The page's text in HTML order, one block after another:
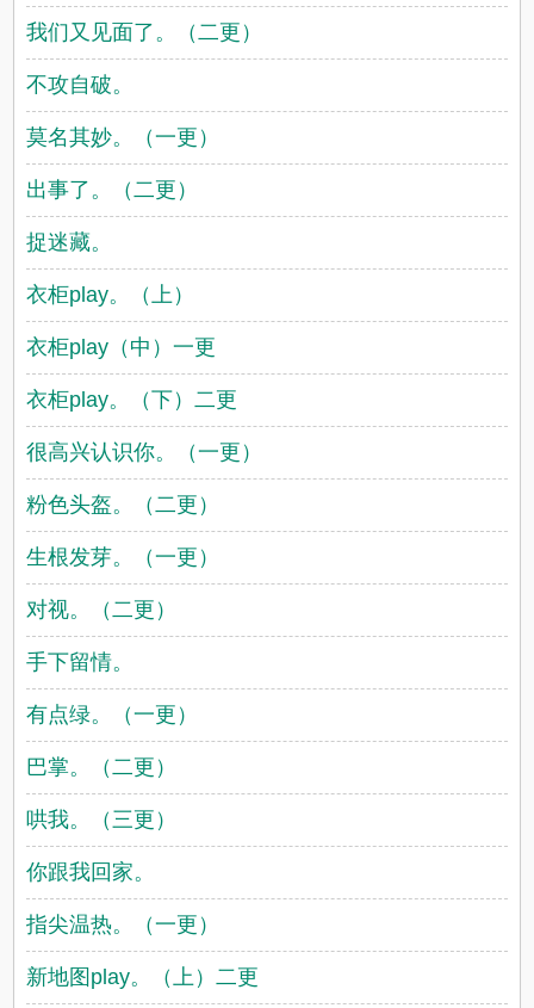
我们又见面了。（二更）
不攻自破。
莫名其妙。（一更）
出事了。（二更）
捉迷藏。
衣柜play。（上）
衣柜play（中）一更
衣柜play。（下）二更
很高兴认识你。（一更）
粉色头盔。（二更）
生根发芽。（一更）
对视。（二更）
手下留情。
有点绿。（一更）
巴掌。（二更）
哄我。（三更）
你跟我回家。
指尖温热。（一更）
新地图play。（上）二更